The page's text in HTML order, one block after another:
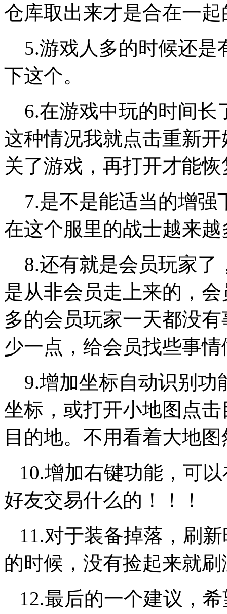
仓库取出来才是合在一
5.游戏人多的时候还是
下这个。
6.在游戏中玩的时间长
这种情况我就点击重新
关了游戏，再打开才能恢
7.是不是能适当的增强
在这个服里的战士越来越
8.还有就是会员玩家了
是从非会员走上来的，
多的会员玩家一天都没
少一点，给会员找些事
9.增加坐标自动识别功
坐标，或打开小地图点
目的地。不用看着大地
10.增加右键功能，可
好友交易什么的！！！
11.对于装备掉落，刷
的时候，没有捡起来就
12.最后的一个建议，